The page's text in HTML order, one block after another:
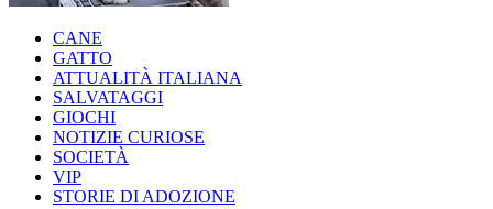
CANE
GATTO
ATTUALITÀ ITALIANA
SALVATAGGI
GIOCHI
NOTIZIE CURIOSE
SOCIETÀ
VIP
STORIE DI ADOZIONE